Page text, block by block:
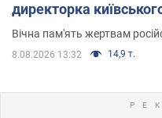
директорка
Вічна пам'ять жертвам
8.08.2026 13:32 14,9 т.